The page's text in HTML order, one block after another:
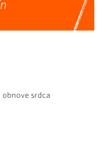
obnove srdca